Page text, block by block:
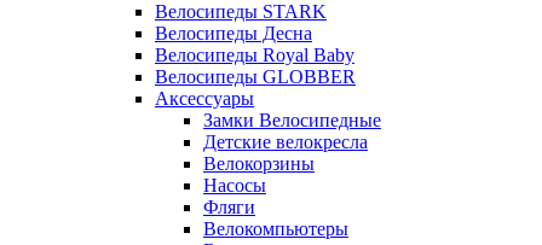
Велосипеды STARK
Велосипеды Десна
Велосипеды Royal Baby
Велосипеды GLOBBER
Аксессуары
Замки Велосипедные
Детские велокресла
Велокорзины
Насосы
Фляги
Велокомпьютеры